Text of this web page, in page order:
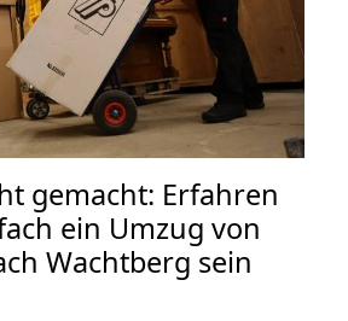
gemacht: Erfahren
ein Umzug von
Wachtberg sein